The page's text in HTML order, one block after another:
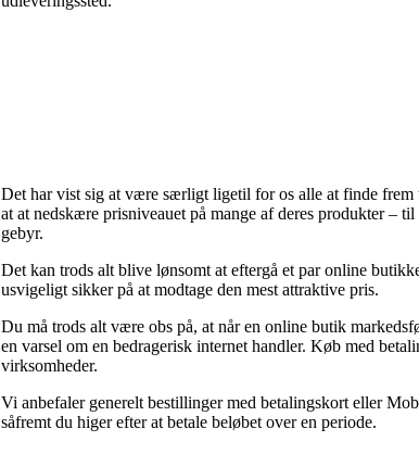
Det har vist sig at være særligt ligetil for os alle at finde
at at nedskære prisniveauet på mange af deres produkter –
gebyr.
Det kan trods alt blive lønsomt at eftergå et par online
usvigeligt sikker på at modtage den mest attraktive pris.
Du må trods alt være obs på, at når en online butik
en varsel om en bedragerisk internet handler. Køb med
virksomheder.
Vi anbefaler generelt bestillinger med betalingskort eller
såfremt du higer efter at betale beløbet over en periode.